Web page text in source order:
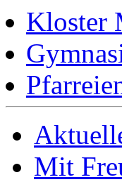
Kloster
Mit